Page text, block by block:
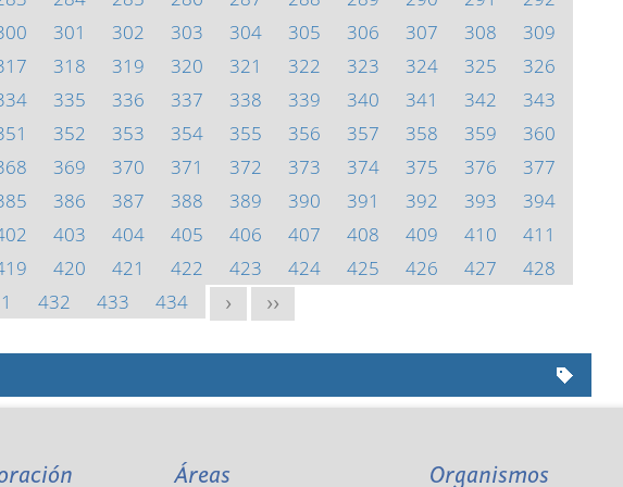
301 302 303 304 305 306 307 308
309
318 319 320 321 322 323 324 325
326
335 336 337 338 339 340 341 342
343
352 353 354 355 356 357 358 359
360
369 370 371 372 373 374 375 376
377
386 387 388 389 390 391 392 393
394
403 404 405 406 407 408 409 410
411
420 421 422 423 424 425 426 427
428
432 433 434 > >>
Áreas Organismos